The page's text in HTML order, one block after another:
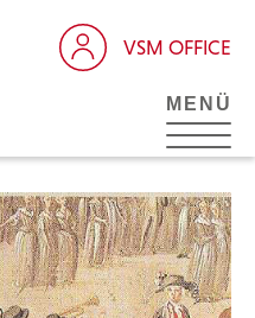
VSM OFFICE
MENÜ